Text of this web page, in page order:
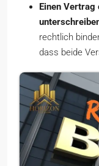
Einen Vertrag
rechtlich
dass beide